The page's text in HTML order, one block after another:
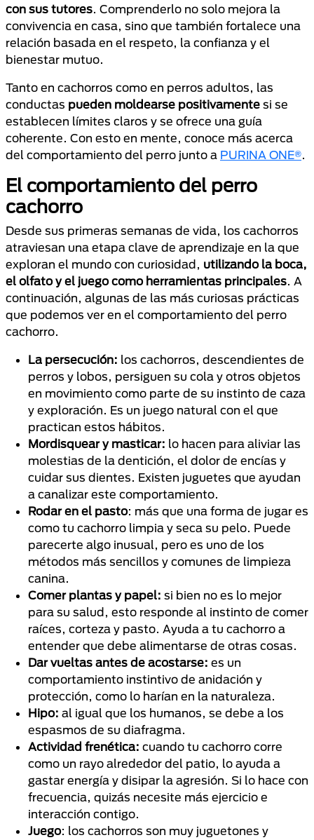
con sus tutores. Comprenderlo no solo mejora la
convivencia en casa, sino que también fortalece una
relación basada en el respeto, la confianza y el
bienestar mutuo.
Tanto en cachorros como en perros adultos, las
conductas pueden moldearse positivamente si se
establecen límites claros y se ofrece una guía
coherente. Con esto en mente, conoce más acerca
del comportamiento del perro junto a PURINA ONE®.
El comportamiento del perro
cachorro
Desde sus primeras semanas de vida, los cachorros
atraviesan una etapa clave de aprendizaje en la que
exploran el mundo con curiosidad, utilizando la boca,
el olfato y el juego como herramientas principales. A
continuación, algunas de las más curiosas prácticas
que podemos ver en el comportamiento del perro
cachorro.
La persecución: los cachorros, descendientes de
perros y lobos, persiguen su cola y otros objetos
en movimiento como parte de su instinto de caza
y exploración. Es un juego natural con el que
practican estos hábitos.
Mordisquear y masticar: lo hacen para aliviar las
molestias de la dentición, el dolor de encías y
cuidar sus dientes. Existen juguetes que ayudan
a canalizar este comportamiento.
Rodar en el pasto: más que una forma de jugar es
como tu cachorro limpia y seca su pelo. Puede
parecerte algo inusual, pero es uno de los
métodos más sencillos y comunes de limpieza
canina.
Comer plantas y papel: si bien no es lo mejor
para su salud, esto responde al instinto de comer
raíces, corteza y pasto. Ayuda a tu cachorro a
entender que debe alimentarse de otras cosas.
Dar vueltas antes de acostarse: es un
comportamiento instintivo de anidación y
protección, como lo harían en la naturaleza.
Hipo: al igual que los humanos, se debe a los
espasmos de su diafragma.
Actividad frenética: cuando tu cachorro corre
como un rayo alrededor del patio, lo ayuda a
gastar energía y disipar la agresión. Si lo hace con
frecuencia, quizás necesite más ejercicio e
interacción contigo.
Juego: los cachorros son muy juguetones y